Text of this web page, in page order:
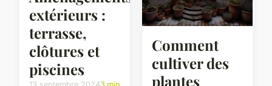
extérieurs :
terrasse,
clôtures et
piscines
Comment
cultiver des
plantes